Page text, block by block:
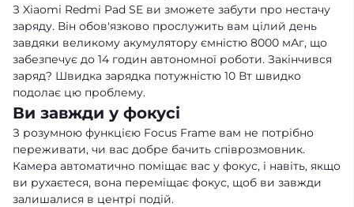
З Xiaomi Redmi Pad SE ви зможете забути про нестачу
заряду. Він обов'язково прослужить вам цілий день
завдяки великому акумулятору ємністю 8000 мАг, що
забезпечує до 14 годин автономної роботи. Закінчився
заряд? Швидка зарядка потужністю 10 Вт швидко
подолає цю проблему.
Ви завжди у фокусі
З розумною функцією Focus Frame вам не потрібно
переживати, чи вас добре бачить співрозмовник.
Камера автоматично поміщає вас у фокус, і навіть, якщо
ви рухаєтеся, вона переміщає фокус, щоб ви завжди
залишалися в центрі подій.